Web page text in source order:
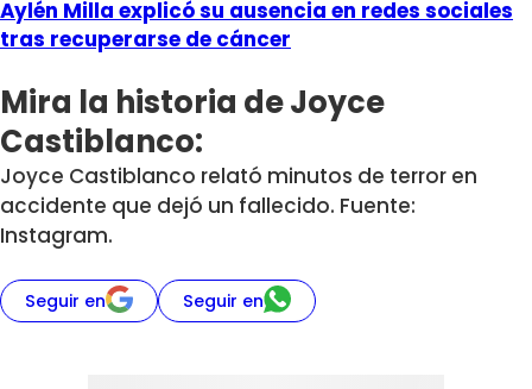
Aylén Milla explicó su ausencia en redes sociales
tras recuperarse de cáncer
Mira la historia de Joyce
Castiblanco:
Joyce Castiblanco relató minutos de terror en
accidente que dejó un fallecido. Fuente:
Instagram.
Seguir en Seguir en